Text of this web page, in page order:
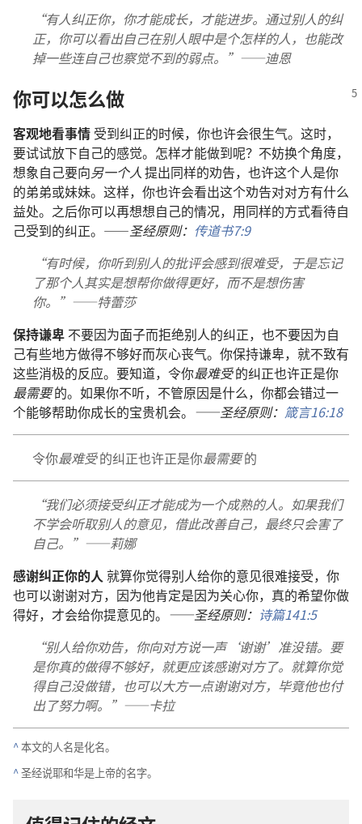
“有人纠正你，你才能成长，才能进步。通过别人的纠
正，你可以看出自己在别人眼中是个怎样的人，也能改
掉一些连自己也察觉不到的弱点。”——迪恩
你可以怎么做
客观地看事情 受到纠正的时候，你也许会很生气。这时，
要试试放下自己的感觉。怎样才能做到呢？不妨换个角度，
想象自己要向另一个人 提出同样的劝告，也许这个人是你
的弟弟或妹妹。这样，你也许会看出这个劝告对对方有什么
益处。之后你可以再想想自己的情况，用同样的方式看待自
己受到的纠正。——圣经原则： 传道书7:9
“有时候，你听到别人的批评会感到很难受，于是忘记
了那个人其实是想帮你做得更好，而不是想伤害
你。”——特蕾莎
保持谦卑 不要因为面子而拒绝别人的纠正，也不要因为自
己有些地方做得不够好而灰心丧气。你保持谦卑，就不致有
这些消极的反应。要知道，令你最难受的纠正也许正是你
最需要的。如果你不听，不管原因是什么，你都会错过一
个能够帮助你成长的宝贵机会。 ——圣经原则： 箴言16:18
令你最难受的纠正也许正是你最需要的
“我们必须接受纠正才能成为一个成熟的人。如果我们
不学会听取别人的意见，借此改善自己，最终只会害了
自己。”——莉娜
感谢纠正你的人 就算你觉得别人给你的意见很难接受，你
也可以谢谢对方，因为他肯定是因为关心你，真的希望你做
得好，才会给你提意见的。 ——圣经原则： 诗篇141:5
“别人给你劝告，你向对方说一声‘谢谢’准没错。要
是你真的做得不够好，就更应该感谢对方了。就算你觉
得自己没做错，也可以大方一点谢谢对方，毕竟他也付
出了努力啊。”——卡拉
^本文的人名是化名。
^圣经说耶和华是上帝的名字。